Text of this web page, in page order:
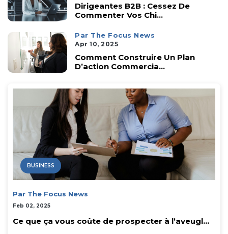
Dirigeantes B2B : Cessez De
Commenter Vos Chi...
Par The Focus News
Apr 10, 2025
Comment Construire Un Plan
D’action Commercia...
BUSINESS
Par The Focus News
Feb 02, 2025
Ce que ça vous coûte de prospecter à l’aveugl...